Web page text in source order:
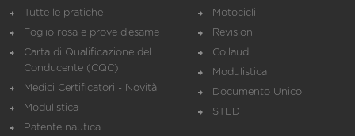
Tutte le pratiche
Foglio rosa e prove d’esame
Carta di Qualificazione del
Conducente (CQC)
Medici Certificatori - Novità
Modulistica
Patente nautica
Motocicli
Revisioni
Collaudi
Modulistica
Documento Unico
STED